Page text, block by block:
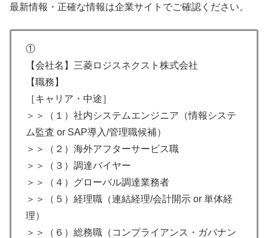
最新情報・正確な情報は企業サイトでご確認ください。
①
【会社名】三菱ロジスネクスト株式会社
【職務】
［キャリア・中途］
＞＞（１）社内システムエンジニア（情報システ
ム監査 or SAP導入/管理職候補）
＞＞（２）海外アフターサービス職
＞＞（３）調達バイヤー
＞＞（４）グローバル調達業務者
＞＞（５）経理職（連結経理/会計開示 or 単体経
理）
＞＞（６）総務職（コンプライアンス・ガバナン